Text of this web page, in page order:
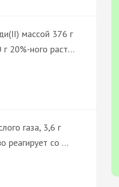
массой 376 г
г 20%-ного раст…
газа, 3,6 г
реагирует со …